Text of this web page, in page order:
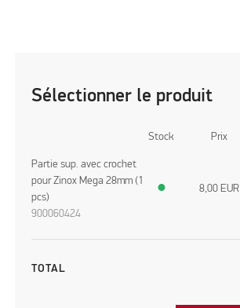
Sélectionner le produit
Stock Prix
Partie sup. avec crochet
pour Zinox Mega 28mm (1
pcs)
900060424
● 8,00 EUR
TOTAL